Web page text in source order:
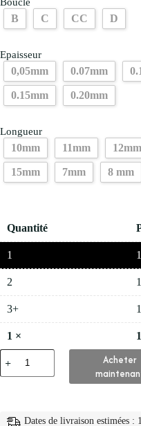
B C CC D
Epaisseur
0,05mm 0.07mm
0.15mm 0.20mm
Longueur
10mm 11mm 12mm
15mm 7mm 8 mm
Quantité
1
2
3+
1 ×
quantité
de
👁️
de
Acheter
Dates de livraison estimées :